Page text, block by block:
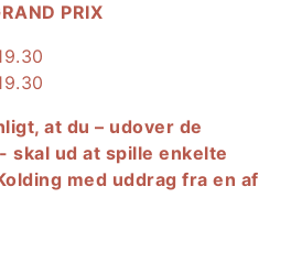
PRIX
at du – udover de
ud at spille enkelte
med uddrag fra en af